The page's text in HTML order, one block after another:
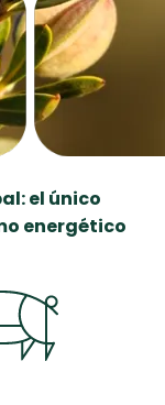
el único
energético